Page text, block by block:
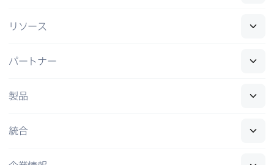
リソース
パートナー
製品
統合